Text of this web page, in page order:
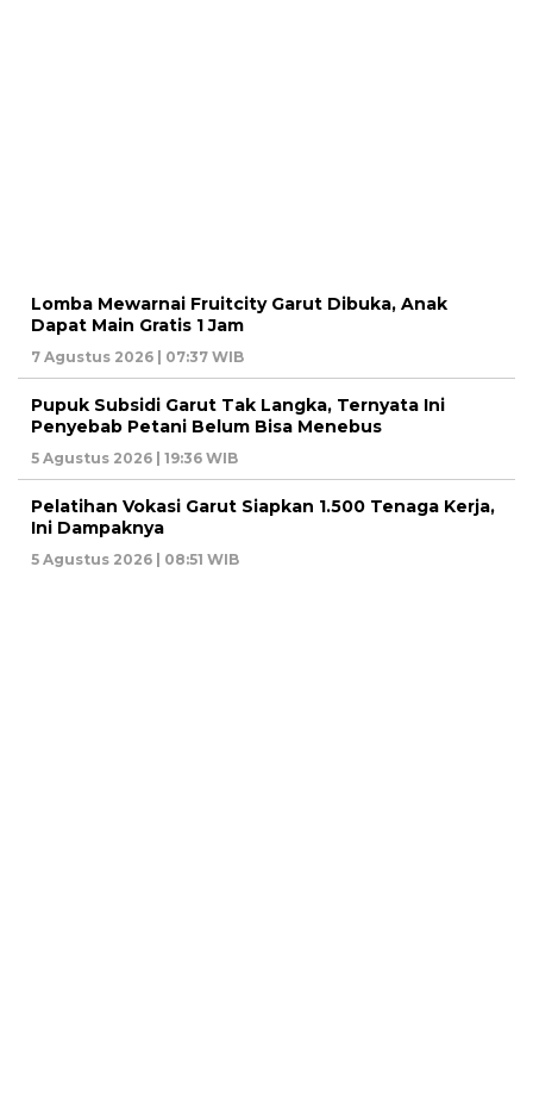
Lomba Mewarnai Fruitcity Garut Dibuka, Anak
Dapat Main Gratis 1 Jam
7 Agustus 2026 | 07:37 WIB
Pupuk Subsidi Garut Tak Langka, Ternyata Ini
Penyebab Petani Belum Bisa Menebus
5 Agustus 2026 | 19:36 WIB
Pelatihan Vokasi Garut Siapkan 1.500 Tenaga Kerja,
Ini Dampaknya
5 Agustus 2026 | 08:51 WIB